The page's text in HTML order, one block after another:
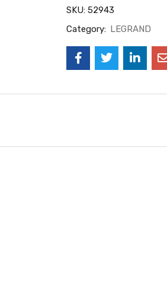
SKU: 52943
Category: LEGRAND